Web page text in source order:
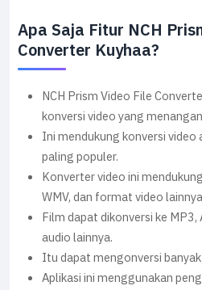
Apa Saja Fitur NCH
Converter Kuyhaa?
NCH Prism Video File
konversi video yang
Ini mendukung konversi
paling populer.
Konverter video ini
WMV, dan format video
Film dapat dikonversi ke MP3,
audio lainnya.
Itu dapat mengonversi
Aplikasi ini menggunakan